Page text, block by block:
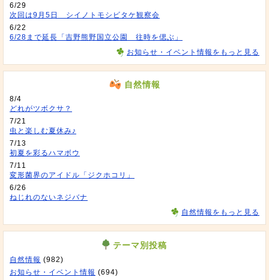
6/29
次回は9月5日 シイノトモシビタケ観察会
6/22
6/28まで延長「吉野熊野国立公園 往時を偲ぶ」
お知らせ・イベント情報をもっと見る
自然情報
8/4
どれがツボクサ？
7/21
虫と楽しむ夏休み♪
7/13
初夏を彩るハマボウ
7/11
変形菌界のアイドル「ジクホコリ」
6/26
ねじれのないネジバナ
自然情報をもっと見る
テーマ別投稿
自然情報 (982)
お知らせ・イベント情報 (694)